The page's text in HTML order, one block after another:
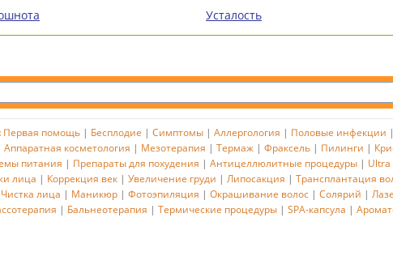
Усталость
Первая помощь| Бесплодие | Симптомы| Аллергология | Половые инфекции
Аппаратная косметология | Мезотерапия | Термаж | Фраксель | Пилинги |
питания | Препараты для похудения | Антицеллюлитные процедуры| Ultra
лица | Коррекция век| Увеличение груди | Липосакция | Трансплантация
Чистка лица | Маникюр | Фотоэпиляция | Окрашивание волос | Солярий |
| Бальнеотерапия | Термические процедуры | SPA-капсула |